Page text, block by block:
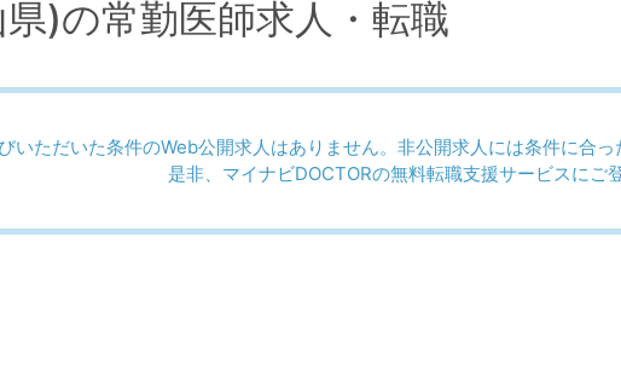
)の常勤医師求人・転職
いただいた条件のWeb公開求人はありません。非公開求人には条件に合っ
是非、マイナビDOCTORの無料転職支援サービスにご